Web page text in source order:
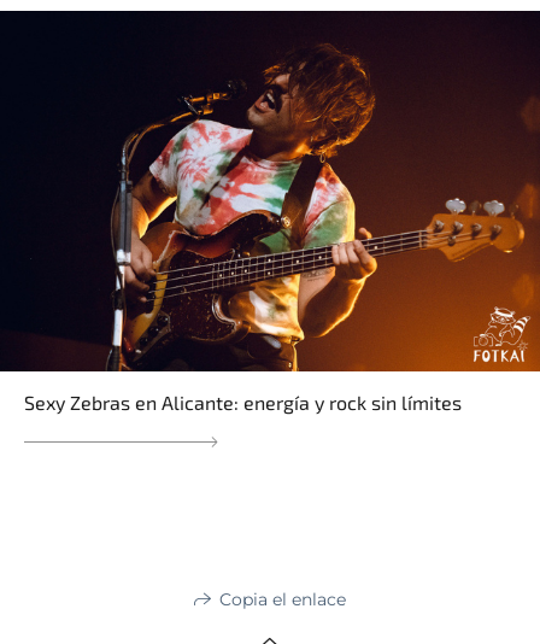
Sexy Zebras en Alicante: energía y rock sin límites
Copia el enlace